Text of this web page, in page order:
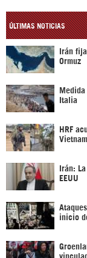
ÚLTIMAS NOTICIAS
Irán
Ormuz
Italia
HRF
Irán:
EEUU
inicio